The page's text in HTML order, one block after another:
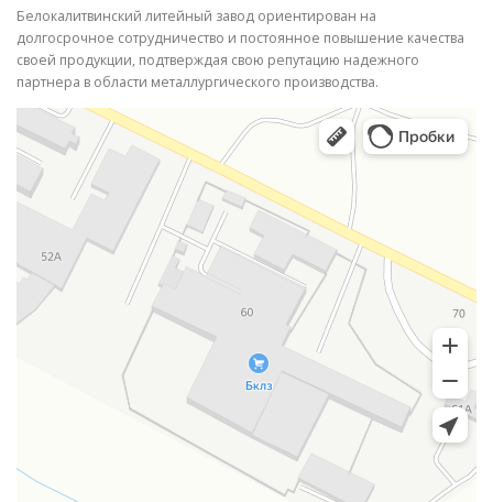
Белокалитвинский литейный завод ориентирован на
долгосрочное сотрудничество и постоянное повышение качества
своей продукции, подтверждая свою репутацию надежного
партнера в области металлургического производства.